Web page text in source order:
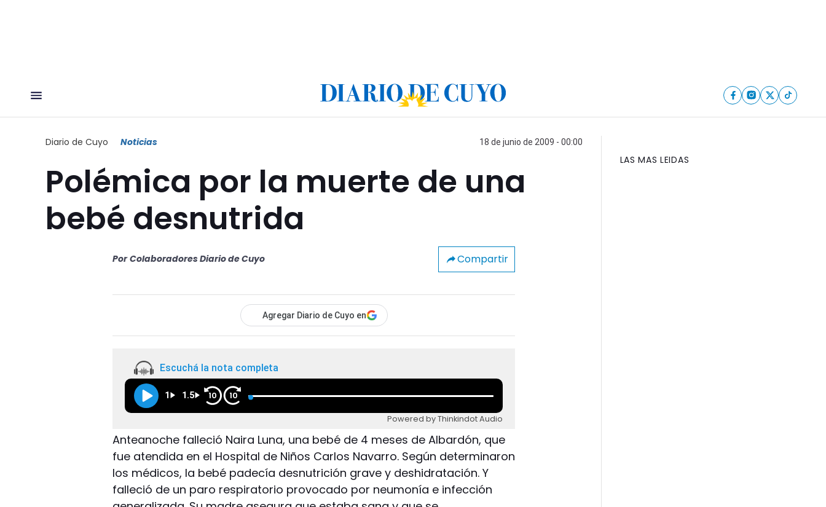
Diario de Cuyo Noticias 18 de junio de 2009 - 00:00
Polémica por la muerte de una
bebé desnutrida
Por Colaboradores Diario de Cuyo Compartir
Agregar Diario de Cuyo en
Escuchá la nota completa
1 1.5 10 10
Powered by Thinkindot Audio
Anteanoche falleció Naira Luna, una bebé de 4 meses de Albardón, que
fue atendida en el Hospital de Niños Carlos Navarro. Según determinaron
los médicos, la bebé padecía desnutrición grave y deshidratación. Y
falleció de un paro respiratorio provocado por neumonía e infección
LAS MAS LEIDAS